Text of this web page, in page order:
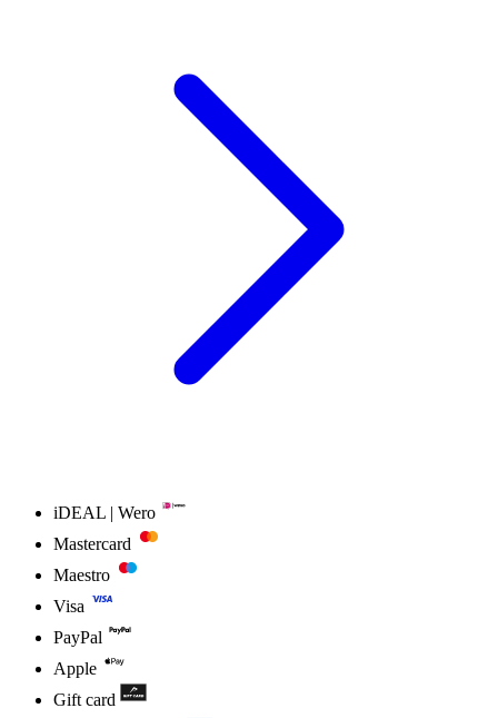
iDEAL | Wero
Mastercard
Maestro
Visa
PayPal
Apple
Gift card